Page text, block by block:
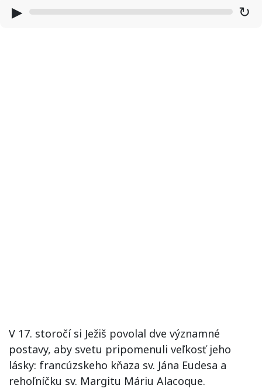
▶ ↻
V 17. storočí si Ježiš povolal dve významné
postavy, aby svetu pripomenuli veľkosť jeho
lásky: francúzskeho kňaza sv. Jána Eudesa a
rehoľníčku sv. Margitu Máriu Alacoque.